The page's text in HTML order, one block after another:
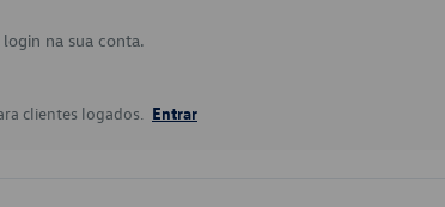
na sua conta.
clientes logados. Entrar